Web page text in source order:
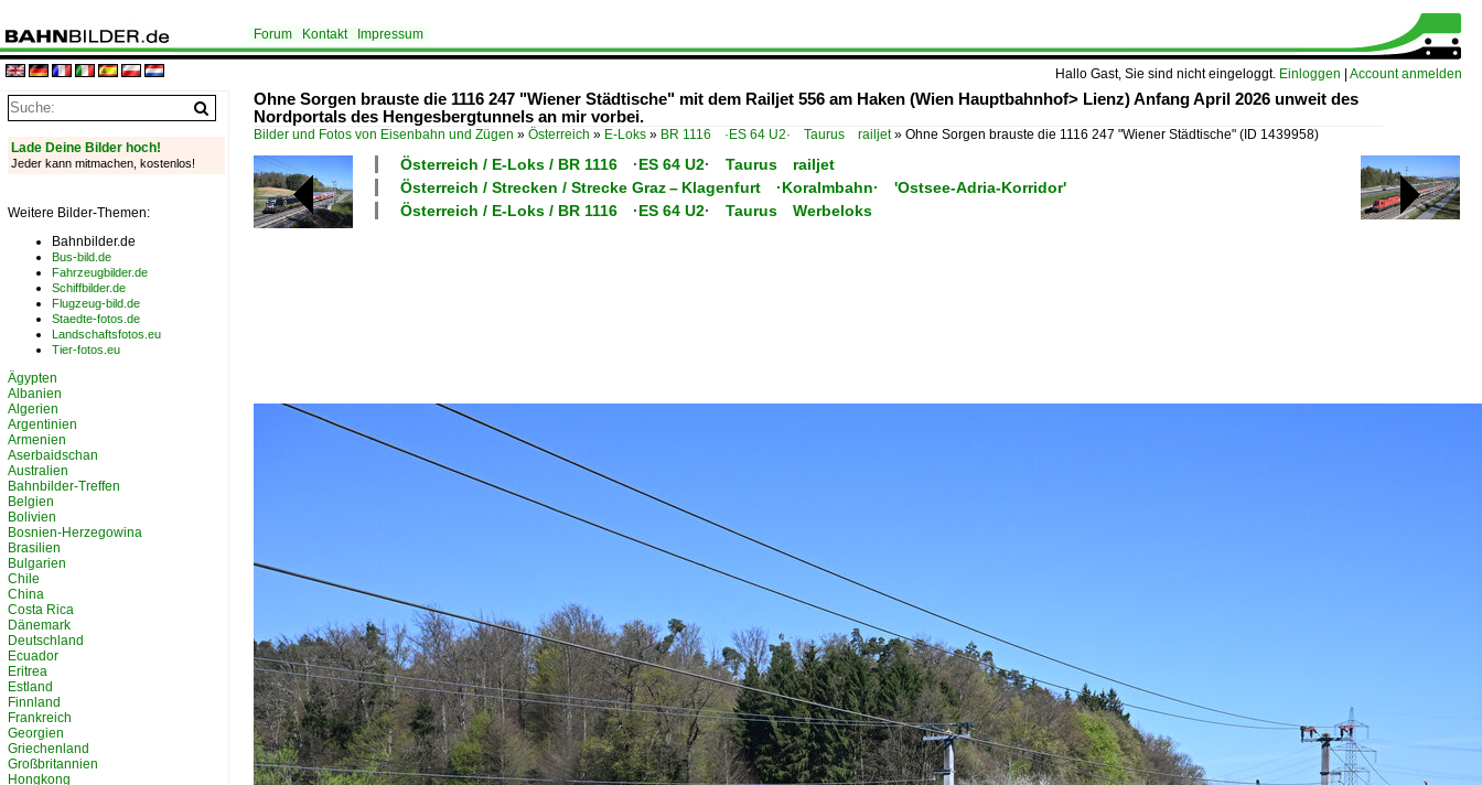
Hallo Gast, Sie sind nicht eingeloggt. Einloggen Account anmelden
Forum Kontakt Impressum
Ohne Sorgen brauste die 1116 247 "Wiener Städtische" mit dem Railjet 556 am Haken (Wien Hauptbahnhof> Lienz) Anfang April 2026 unweit des
Nordportals des Hengesbergtunnels an mir vorbei.
Bilder und Fotos von Eisenbahn und Zügen » Österreich » E-Loks » BR 1116 ·ES 64 U2· Taurus railjet» Ohne Sorgen brauste die 1116 247 "Wiener Städtische" (ID 1439958)
Österreich / E-Loks / BR 1116 ·ES 64 U2· Taurus railjet
Österreich / Strecken / Strecke Graz – Klagenfurt ·Koralmbahn· 'Ostsee-Adria-Korridor'
Österreich / E-Loks / BR 1116 ·ES 64 U2· Taurus Werbeloks
Lade Deine Bilder hoch!
Jeder kann mitmachen, kostenlos!
Weitere Bilder-Themen:
Bahnbilder.de
Bus-bild.de
Fahrzeugbilder.de
Schiffbilder.de
Flugzeug-bild.de
Staedte-fotos.de
Landschaftsfotos.eu
Tier-fotos.eu
Ägypten
Albanien
Algerien
Argentinien
Armenien
Aserbaidschan
Australien
Bahnbilder-Treffen
Belgien
Bolivien
Bosnien-Herzegowina
Brasilien
Bulgarien
Chile
China
Costa Rica
Dänemark
Deutschland
Ecuador
Eritrea
Estland
Finnland
Frankreich
Georgien
Griechenland
Großbritannien
Hongkong